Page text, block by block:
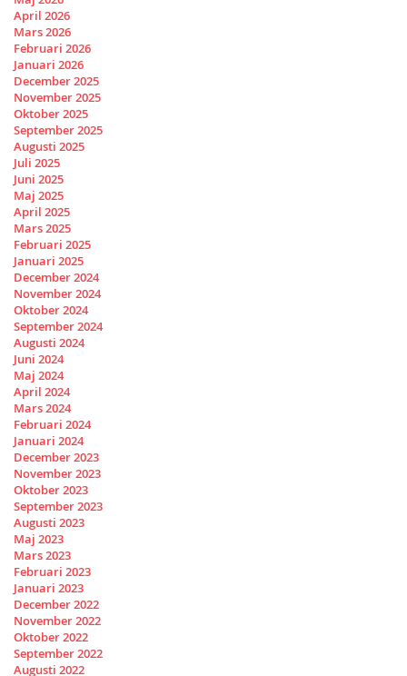
April 2026
Mars 2026
Februari 2026
Januari 2026
December 2025
November 2025
Oktober 2025
September 2025
Augusti 2025
Juli 2025
Juni 2025
Maj 2025
April 2025
Mars 2025
Februari 2025
Januari 2025
December 2024
November 2024
Oktober 2024
September 2024
Augusti 2024
Juni 2024
Maj 2024
April 2024
Mars 2024
Februari 2024
Januari 2024
December 2023
November 2023
Oktober 2023
September 2023
Augusti 2023
Maj 2023
Mars 2023
Februari 2023
Januari 2023
December 2022
November 2022
Oktober 2022
September 2022
Augusti 2022